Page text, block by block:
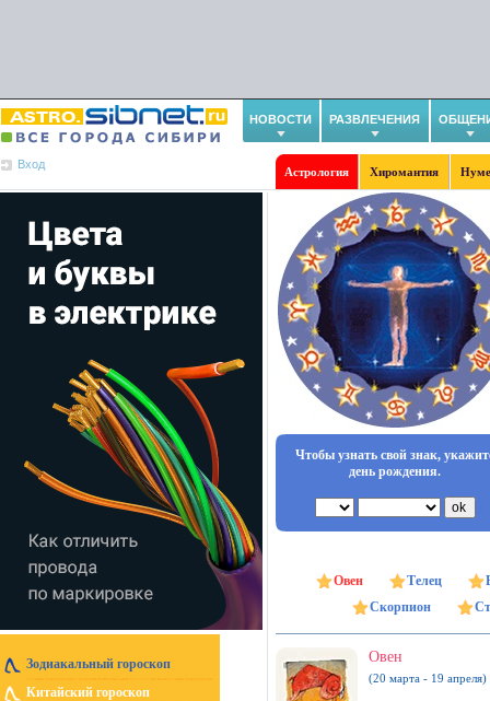
НОВОСТИ РАЗВЛЕЧЕНИЯ
Вход
Астрология Хиромантия
Зодиакальный гороскоп
Китайский гороскоп
Чтобы узнать свой знак,
день рождения.
Овен Телец
Скорпион
Овен
(20 марта - 19 апреля)